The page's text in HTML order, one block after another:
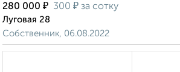
280 000 ₽ 300 ₽ за сотку
Луговая 28
Собственник, 06.08.2022